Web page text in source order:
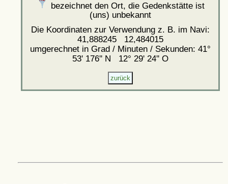
bezeichnet den Ort, die Gedenkstätte ist
(uns) unbekannt
Die Koordinaten zur Verwendung z. B. im Navi:
41,888245 12,484015
umgerechnet in Grad / Minuten / Sekunden: 41°
53' 176'' N 12° 29' 24'' O